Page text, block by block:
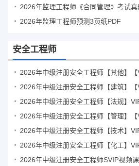
2026年监理工程师预测3页纸PDF
安全工程师
2026年中级注册安全工程师【法规】
2026年中级注册安全工程师【技术】
2026年中级注册安全工程师【化工】
2026年中级注册安全工程师SVIP视频